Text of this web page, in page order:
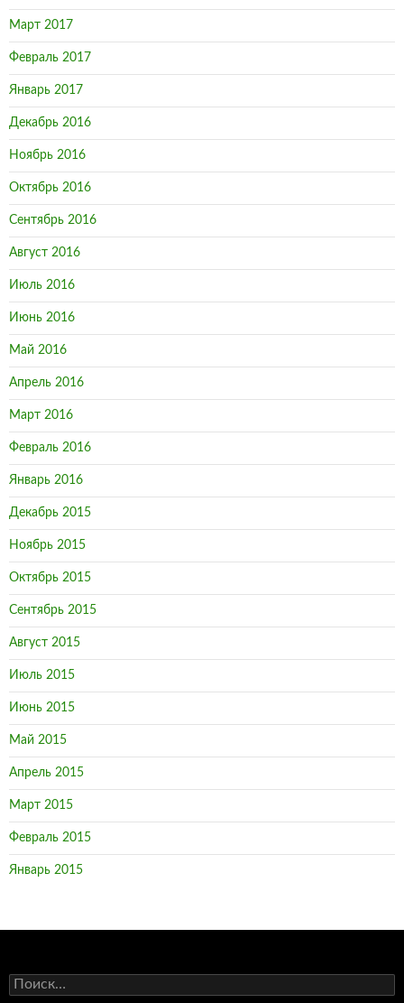
Март 2017
Февраль 2017
Январь 2017
Декабрь 2016
Ноябрь 2016
Октябрь 2016
Сентябрь 2016
Август 2016
Июль 2016
Июнь 2016
Май 2016
Апрель 2016
Март 2016
Февраль 2016
Январь 2016
Декабрь 2015
Ноябрь 2015
Октябрь 2015
Сентябрь 2015
Август 2015
Июль 2015
Июнь 2015
Май 2015
Апрель 2015
Март 2015
Февраль 2015
Январь 2015
Н
а